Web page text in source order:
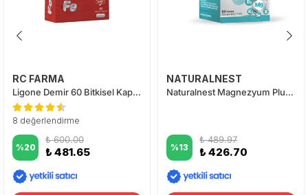
RC FARMA
Ligone Demir 60 Bitkisel Kapsül
8 değerlendirme
%20
₺ 600.00
₺ 481.65
NATURALNEST
Naturalnest Magnezyum Plus 60 Tablet
%13
₺ 489.97
₺ 426.70